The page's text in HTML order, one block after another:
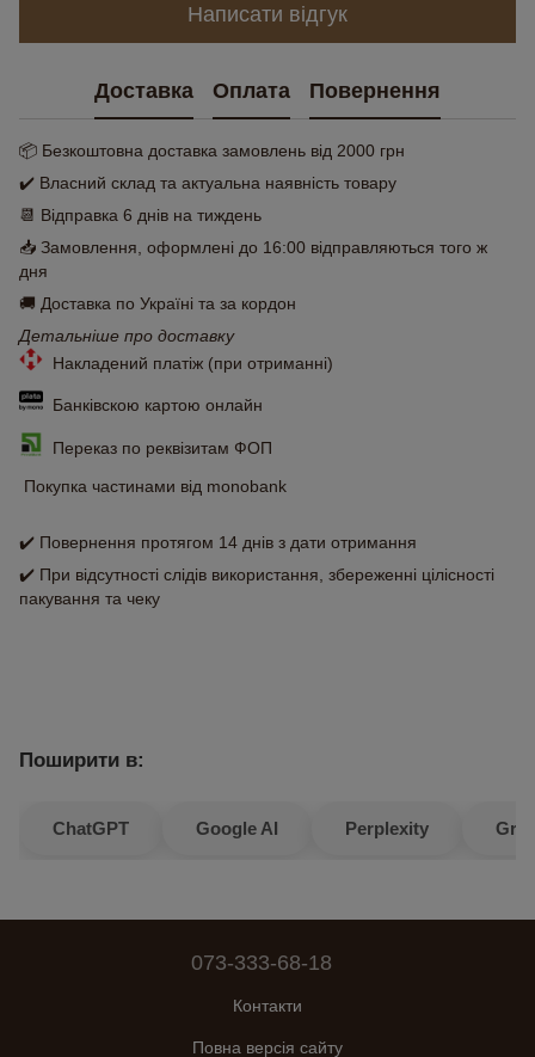
Написати відгук
Доставка Оплата Повернення
📦 Безкоштовна доставка замовлень від 2000 грн
✔️ Власний склад та актуальна наявність товару
📆 Відправка 6 днів на тиждень
📥 Замовлення, оформлені до 16:00 відправляються того ж
дня
🚚 Доставка по Україні та за кордон
Детальніше про доставку
Накладений платіж (при отриманні)
Банківскою картою онлайн
Переказ по реквізитам ФОП
Покупка частинами від monobank
✔️ Повернення протягом 14 днів з дати отримання
✔️ При відсутності слідів використання, збереженні цілісності
пакування та чеку
Поширити в:
ChatGPT Google AI Perplexity
073-333-68-18
Контакти
Повна версія сайту